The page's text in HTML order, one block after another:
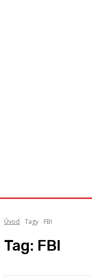
Úvod Tagy FBI
Tag: FBI